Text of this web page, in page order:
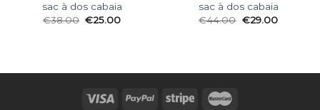
sac à dos cabaia
€38.00 €25.00
sac à dos cabaia
€44.00 €29.00